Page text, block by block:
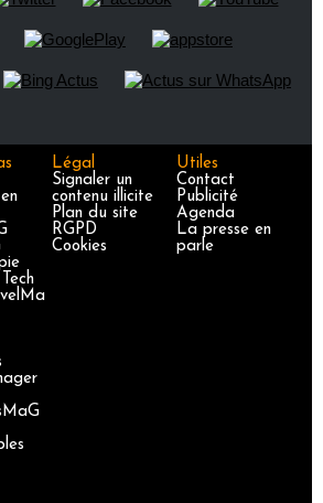
Légal
Signaler un
contenu illicite
Plan du site
RGPD
Cookies
Utiles
Contact
Publicité
Agenda
La presse en
parle